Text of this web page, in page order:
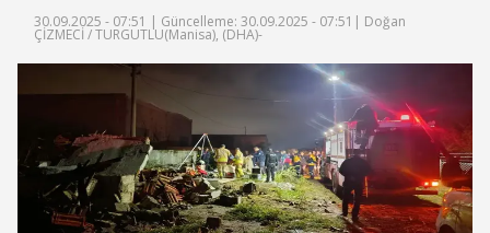
30.09.2025 - 07:51 | Güncelleme: 30.09.2025 - 07:51 | Doğan
ÇİZMECİ / TURGUTLU(Manisa), (DHA)-